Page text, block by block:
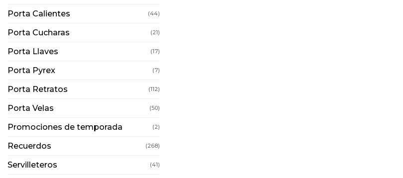
Porta Calientes (44)
Porta Cucharas (21)
Porta Llaves (17)
Porta Pyrex (7)
Porta Retratos (112)
Porta Velas (50)
Promociones de temporada (2)
Recuerdos (268)
Servilleteros (41)